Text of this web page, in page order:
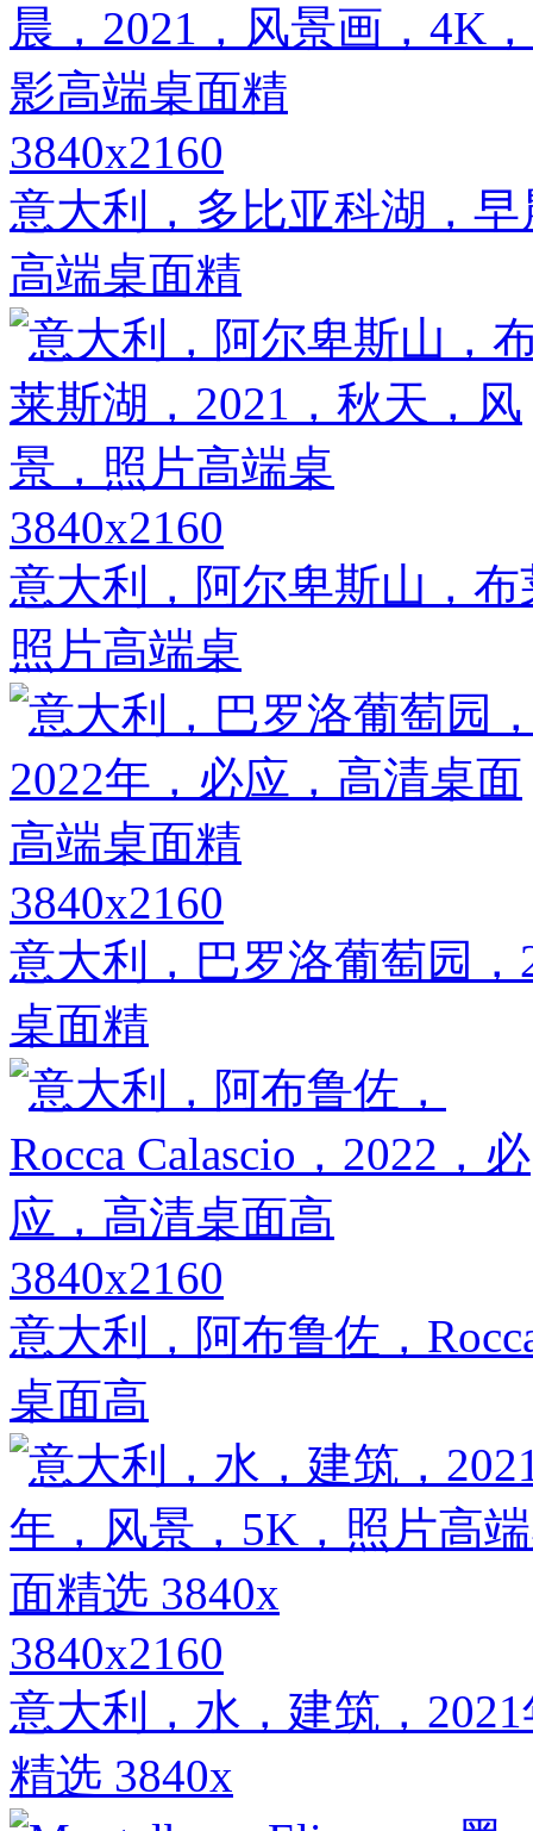
3840x2160
意大利，多比亚科湖，
高端桌面精
3840x2160
意大利，阿尔卑斯山，
照片高端桌
3840x2160
意大利，巴罗洛葡萄园
桌面精
3840x2160
意大利，阿布鲁佐，
桌面高
3840x2160
意大利，水，建筑，
精选 3840x